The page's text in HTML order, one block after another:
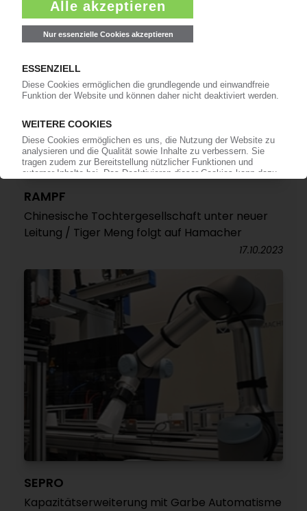
RAMPF
Chinesische Tochtergesellschaft unter neuer
Leitung / Tiger Meng folgt auf Hamacher
17.10.2023
SEPRO
Kapazitätserweiterung mit Garbe Automatisme